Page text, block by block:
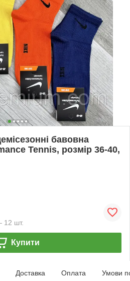
бавовна
Tennis, розмір 36-40,
12 шт.
Купити
Доставка Оплата Умови